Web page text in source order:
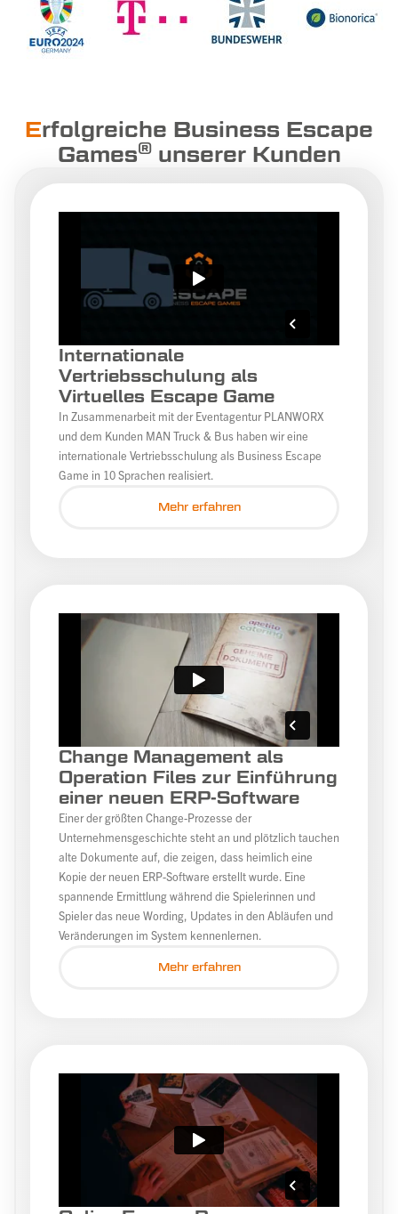
Erfolgreiche Business Escape
Games®unserer Kunden
Internationale
Vertriebsschulung als
Virtuelles Escape Game
In Zusammenarbeit mit der Eventagentur PLANWORX
und dem Kunden MAN Truck & Bus haben wir eine
internationale Vertriebsschulung als Business Escape
Game in 10 Sprachen realisiert.
Mehr erfahren
Change Management als
Operation Files zur Einführung
einer neuen ERP-Software
Einer der größten Change-Prozesse der
Unternehmensgeschichte steht an und plötzlich tauchen
alte Dokumente auf, die zeigen, dass heimlich eine
Kopie der neuen ERP-Software erstellt wurde. Eine
spannende Ermittlung während die Spielerinnen und
Spieler das neue Wording, Updates in den Abläufen und
Veränderungen im System kennenlernen.
Mehr erfahren